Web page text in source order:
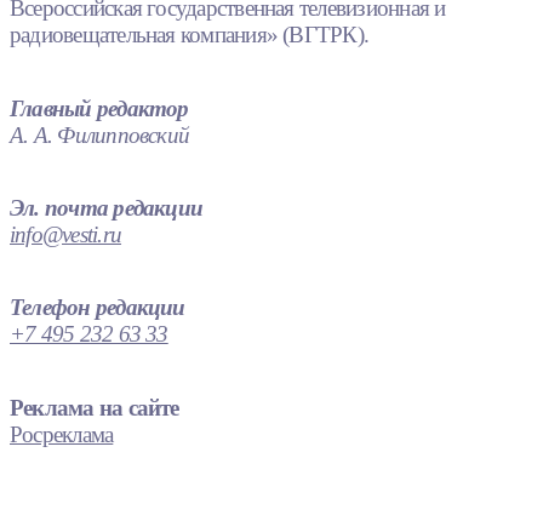
Всероссийская государственная телевизионная и
радиовещательная компания» (ВГТРК).
Главный редактор
А. А. Филипповский
Эл. почта редакции
info@vesti.ru
Телефон редакции
+7 495 232 63 33
Реклама на сайте
Росреклама